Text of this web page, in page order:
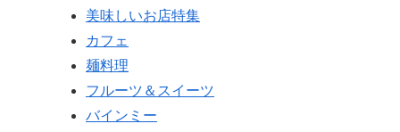
美味しいお店特集
カフェ
麺料理
フルーツ＆スイーツ
バインミー